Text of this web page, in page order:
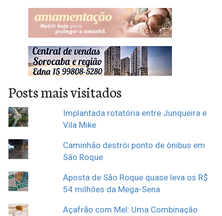
sustentável. Segundo a
ministra, a agropecuária
Posts mais visitados
Implantada rotatória entre Junqueira e
Vila Mike
Caminhão destrói ponto de ônibus em
São Roque
Aposta de São Roque quase leva os R$
54 milhões da Mega-Sena
Açafrão com Mel: Uma Combinação